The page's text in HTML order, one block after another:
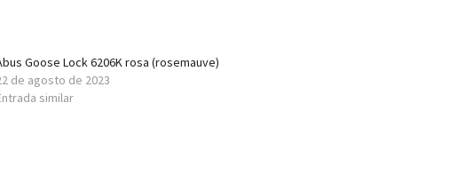
Goose Lock 6206K rosa (rosemauve)
de agosto de 2023
similar